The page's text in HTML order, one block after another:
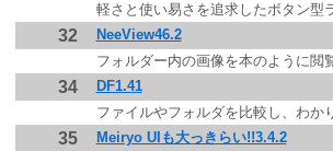
軽さと使い易さを追求したボタン型
32 NeeView46.2
フォルダー内の画像を本のように閲
34 DF1.41
ファイルやフォルダを比較し、わか
35 Meiryo UIも大っきらい!!3.4.2